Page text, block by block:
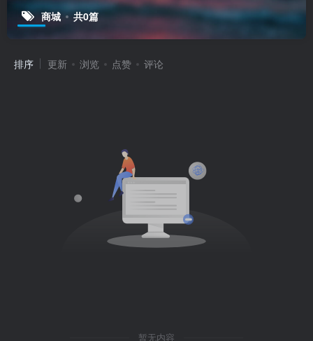
商城 共0篇
排序 更新 浏览 点赞 评论
暂无内容